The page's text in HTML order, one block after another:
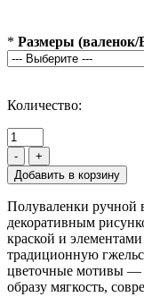
* Размеры (валенок/
Количество:
- +
Полуваленки ручной
декоративным
краской и
традиционную
цветочные мотивы —
образу мягкость,